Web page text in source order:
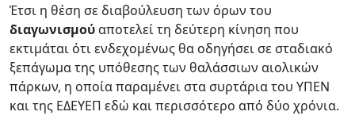
Έτσι η θέση σε διαβούλευση των όρων του
διαγωνισμούαποτελεί τη δεύτερη κίνηση που
εκτιμάται ότι ενδεχομένως θα οδηγήσει σε σταδιακό
ξεπάγωμα της υπόθεσης των θαλάσσιων αιολικών
πάρκων, η οποία παραμένει στα συρτάρια του ΥΠΕΝ
και της ΕΔΕΥΕΠ εδώ και περισσότερο από δύο χρόνια.